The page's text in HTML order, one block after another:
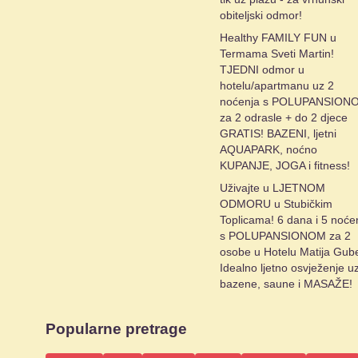
obiteljski odmor!
Healthy FAMILY FUN u
Termama Sveti Martin!
TJEDNI odmor u
hotelu/apartmanu uz 2
noćenja s
za 2 odrasle + do 2 djece
GRATIS! BAZENI, ljetni
AQUAPARK, noćno
KUPANJE, JOGA i fitness!
Uživajte u LJETNOM
ODMORU u Stubičkim
Toplicama! 6 dana i 5
s POLUPANSIONOM za 2
osobe u Hotelu Matija
Idealno ljetno osvježenje
bazene, saune i MASAŽE!
Popularne pretrage